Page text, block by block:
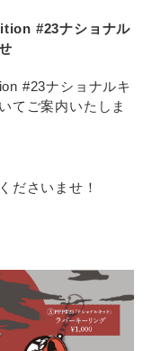
#23ナショナル
#23ナショナルキ
てご案内いたしま
ださいませ！